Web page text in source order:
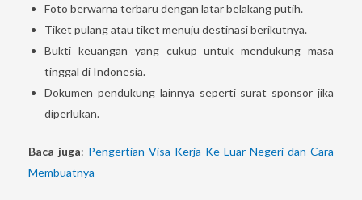
Foto berwarna terbaru dengan latar belakang putih.
Tiket pulang atau tiket menuju destinasi berikutnya.
Bukti keuangan yang cukup untuk mendukung masa
tinggal di Indonesia.
Dokumen pendukung lainnya seperti surat sponsor jika
diperlukan.
Baca juga: Pengertian Visa Kerja Ke Luar Negeri dan Cara
Membuatnya